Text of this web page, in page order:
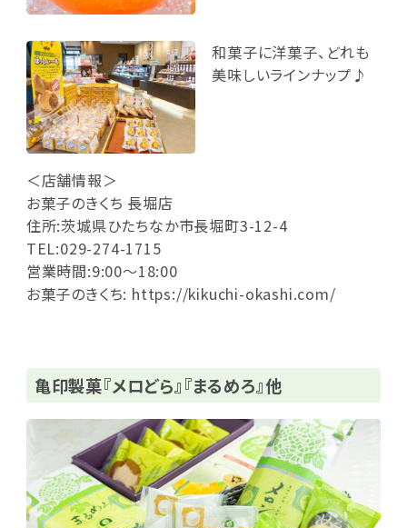
和菓子に洋菓子、どれも
美味しいラインナップ♪
＜店舗情報＞
お菓子のきくち 長堀店
住所:茨城県ひたちなか市長堀町3-12-4
TEL:029-274-1715
営業時間:9:00～18:00
お菓子のきくち: https://kikuchi-okashi.com/
亀印製菓『メロどら』『まるめろ』他